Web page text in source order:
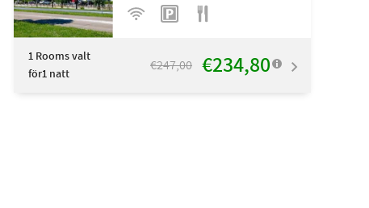
1 Rooms valt
för1 natt
€247,00 €234,80